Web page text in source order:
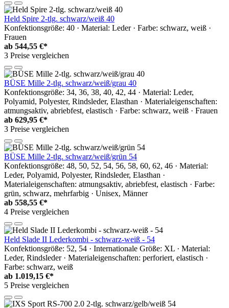
Held Spire 2-tlg. schwarz/weiß 40
Konfektionsgröße: 40 · Material: Leder · Farbe: schwarz, weiß ·
Frauen
ab 544,55 €*
3 Preise vergleichen
BÜSE Mille 2-tlg. schwarz/weiß/grau 40
Konfektionsgröße: 34, 36, 38, 40, 42, 44 · Material: Leder,
Polyamid, Polyester, Rindsleder, Elasthan · Materialeigenschaften:
atmungsaktiv, abriebfest, elastisch · Farbe: schwarz, weiß · Frauen
ab 629,95 €*
3 Preise vergleichen
BÜSE Mille 2-tlg. schwarz/weiß/grün 54
Konfektionsgröße: 48, 50, 52, 54, 56, 58, 60, 62, 46 · Material:
Leder, Polyamid, Polyester, Rindsleder, Elasthan ·
Materialeigenschaften: atmungsaktiv, abriebfest, elastisch · Farbe:
grün, schwarz, mehrfarbig · Unisex, Männer
ab 558,55 €*
4 Preise vergleichen
Held Slade II Lederkombi - schwarz-weiß - 54
Konfektionsgröße: 52, 54 · Internationale Größe: XL · Material:
Leder, Rindsleder · Materialeigenschaften: perforiert, elastisch ·
Farbe: schwarz, weiß
ab 1.019,15 €*
5 Preise vergleichen